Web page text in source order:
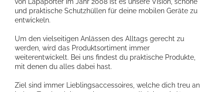
von Lapàporter im Jahr 2008 ist es unsere Vision, schöne
und praktische Schutzhüllen für deine mobilen Geräte zu
entwickeln.
Um den vielseitigen Anlässen des Alltags gerecht zu
werden, wird das Produktsortiment immer
weiterentwickelt. Bei uns findest du praktische Produkte,
mit denen du alles dabei hast.
Ziel sind immer Lieblingsaccessoires, welche dich treu an